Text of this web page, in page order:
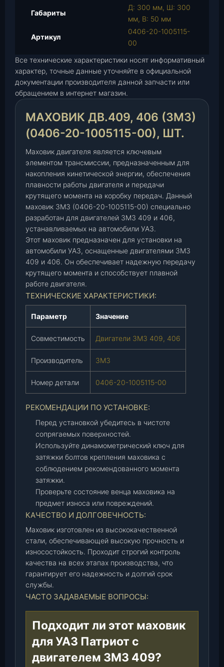
о
в
и
к
в
4
0
9
4
0
6
(
З
М
0
6
2
-
0
0
т
.
Габариты
Д: 300 мм, Ш: 300
мм, В: 50 мм
Артикул
0406-20-1005115-
00
Все технические характеристики носят информативный
характер, точные данные уточняйте в официальной
документации производителя данной запчасти или
обращением в интернет магазин.
МАХОВИК ДВ.409, 406 (ЗМЗ)
(0406-20-1005115-00), ШТ.
Маховик двигателя является ключевым
элементом трансмиссии, предназначенным для
накопления кинетической энергии, обеспечения
плавности работы двигателя и передачи
крутящего момента на коробку передач. Данный
маховик ЗМЗ (0406-20-1005115-00) специально
разработан для двигателей ЗМЗ 409 и 406,
устанавливаемых на автомобили УАЗ.
Этот маховик предназначен для установки на
автомобили УАЗ, оснащенные двигателями ЗМЗ
409 и 406. Он обеспечивает надежную передачу
крутящего момента и способствует плавной
работе двигателя.
ТЕХНИЧЕСКИЕ ХАРАКТЕРИСТИКИ:
Параметр Значение
Совместимость Двигатели ЗМЗ 409, 406
Производитель ЗМЗ
Номер детали 0406-20-1005115-00
РЕКОМЕНДАЦИИ ПО УСТАНОВКЕ:
Перед установкой убедитесь в чистоте
сопрягаемых поверхностей.
Используйте динамометрический ключ для
затяжки болтов крепления маховика с
соблюдением рекомендованного момента
затяжки.
Проверьте состояние венца маховика на
предмет износа или повреждений.
КАЧЕСТВО И ДОЛГОВЕЧНОСТЬ:
Маховик изготовлен из высококачественной
стали, обеспечивающей высокую прочность и
износостойкость. Проходит строгий контроль
качества на всех этапах производства, что
гарантирует его надежность и долгий срок
службы.
ЧАСТО ЗАДАВАЕМЫЕ ВОПРОСЫ:
Подходит ли этот маховик
для УАЗ Патриот с
двигателем ЗМЗ 409?